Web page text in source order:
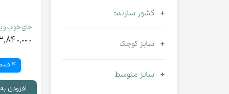
کشور سازنده
سایز کوچک
سایز متوسط
جای خواب و
۳,۸۴۰,۰۰۰
4 قسط
افزودن